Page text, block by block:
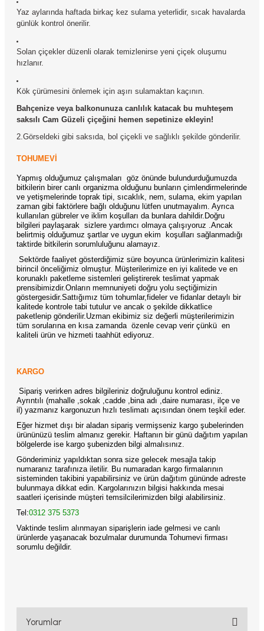
Yaz aylarında haftada birkaç kez sulama yeterlidir, sıcak havalarda
günlük kontrol önerilir.
Solan çiçekler düzenli olarak temizlenirse yeni çiçek oluşumu
hızlanır.
Kök çürümesini önlemek için aşırı sulamaktan kaçının.
Bahçenize veya balkonunuza canlılık katacak bu muhteşem
saksılı Cam Güzeli çiçeğini hemen sepetinize ekleyin!
2.Görseldeki gibi saksıda, bol çiçekli ve sağlıklı şekilde gönderilir.
TOHUMEVİ
Yapmış olduğumuz çalışmaları göz önünde bulundurduğumuzda
bitkilerin birer canlı organizma olduğunu bunların çimlendirmelerinde
ve yetişmelerinde toprak tipi, sıcaklık, nem, sulama, ekim yapılan
zaman gibi faktörlere bağlı olduğunu lütfen unutmayalım. Ayrıca
kullanılan gübreler ve iklim koşulları da bunlara dahildir.Doğru
bilgileri paylaşarak sizlere yardımcı olmaya çalışıyoruz .Ancak
belirtmiş olduğumuz şartlar ve uygun ekim koşulları sağlanmadığı
taktirde bitkilerin sorumluluğunu alamayız.
Sektörde faaliyet gösterdiğimiz süre boyunca ürünlerimizin kalitesi
birincil önceliğimiz olmuştur. Müşterilerimize en iyi kalitede ve en
korunaklı paketleme sistemleri geliştirerek teslimat yapmak
prensibimizdir.Onların memnuniyeti doğru yolu seçtiğimizin
göstergesidir.Sattığımız tüm tohumlar,fideler ve fidanlar detaylı bir
kalitede kontrole tabi tutulur ve ancak o şekilde dikkatlice
paketlenip gönderilir.Uzman ekibimiz siz değerli müşterilerimizin
tüm sorularına en kısa zamanda özenle cevap verir çünkü en
kaliteli ürün ve hizmeti taahhüt ediyoruz.
KARGO
Sipariş verirken adres bilgileriniz doğruluğunu kontrol ediniz.
Ayrıntılı (mahalle ,sokak ,cadde ,bina adı ,daire numarası, ilçe ve
il) yazmanız kargonuzun hızlı teslimatı açısından önem teşkil eder.
Eğer hizmet dışı bir aladan sipariş vermişseniz kargo şubelerinden
ürününüzü teslim almanız gerekir. Haftanın bir günü dağıtım yapılan
bölgelerde ise kargo şubenizden bilgi almalısınız.
Gönderiminiz yapıldıktan sonra size gelecek mesajla takip
numaranız tarafınıza iletilir. Bu numaradan kargo firmalarının
sisteminden takibini yapabilirsiniz ve ürün dağıtım gününde adreste
bulunmaya dikkat edin. Kargolarınızın bilgisi hakkında mesai
saatleri içerisinde müşteri temsilcilerimizden bilgi alabilirsiniz.
Tel:0312 375 5373
Vaktinde teslim alınmayan siparişlerin iade gelmesi ve canlı
ürünlerde yaşanacak bozulmalar durumunda Tohumevi firması
sorumlu değildir.
Yorumlar